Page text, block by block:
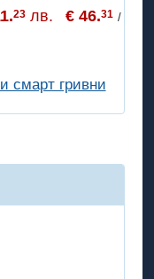
23 лв. € 46.31 /
смарт гривни